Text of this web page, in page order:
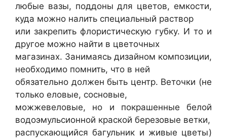
любые вазы, поддоны для цветов, емкости,
куда можно налить специальный раствор
или закрепить флористическую губку. И то и
другое можно найти в цветочных
магазинах. Занимаясь дизайном композиции,
необходимо помнить, что в ней
обязательно должен быть центр. Веточки (не
только еловые, сосновые,
можжевеловые, но и покрашенные белой
водоэмульсионной краской березовые ветки,
распускающийся багульник и живые цветы)